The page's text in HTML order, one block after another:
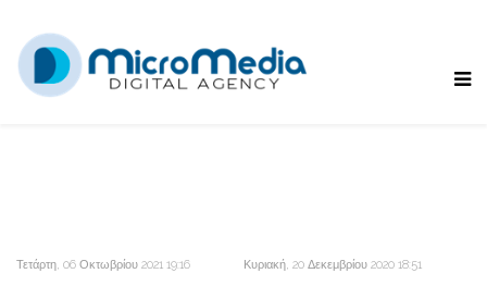
Τετάρτη, 06 Οκτωβρίου 2021 19:16 Κυριακή, 20 Δεκεμβρίου 2020 18:51